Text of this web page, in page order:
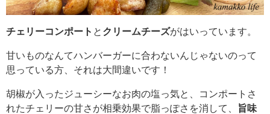
チェリーコンポート と クリームチーズがはいっています。
甘いものなんてハンバーガーに合わないんじゃないのって
思っている方、それは大間違いです！
胡椒が入ったジューシーなお肉の塩っ気と、コンポートさ
れたチェリーの甘さが相乗効果で脂っぽさを消して、
旨味